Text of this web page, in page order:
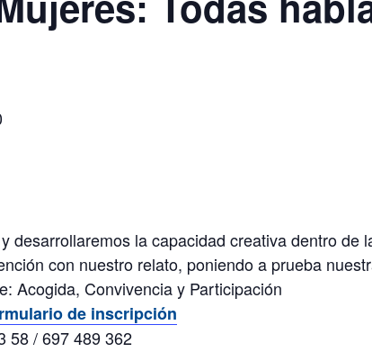
desarrollaremos la capacidad creativa dentro de
con nuestro relato, poniendo a prueba
Acogida, Convivencia y Participación
de inscripción
58 / 697 489 362